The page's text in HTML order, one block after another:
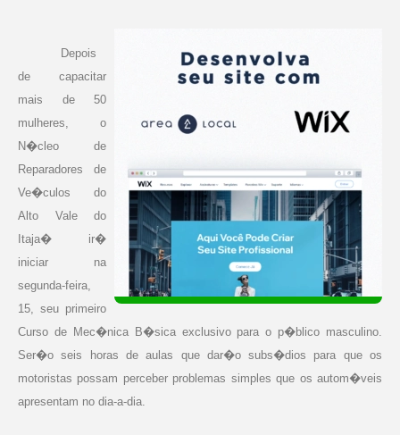
Depois
de capacitar
mais de 50
mulheres, o
N�cleo de
Reparadores de
Ve�culos do
Alto Vale do
Itaja� ir�
iniciar na
segunda-feira,
15, seu primeiro
Curso de Mec�nica B�sica exclusivo para o p�blico masculino.
Ser�o seis horas de aulas que dar�o subs�dios para que os
motoristas possam perceber problemas simples que os autom�veis
apresentam no dia-a-dia.